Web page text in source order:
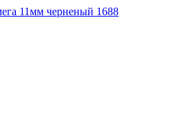
11мм черненый 1688